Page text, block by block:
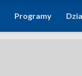
Programy